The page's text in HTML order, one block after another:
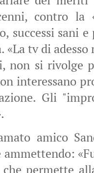
contro la
successi sani
«La tv di
non si rivolge
interessano
Gli
amico
che permette